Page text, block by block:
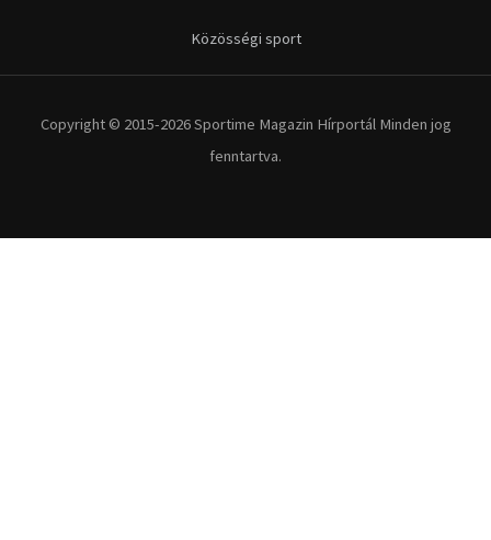
Közösségi sport
Copyright © 2015-2026 Sportime Magazin Hírportál Minden jog
fenntartva.